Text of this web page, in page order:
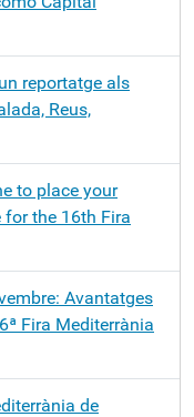
reportatge als
Reus,
to place your
the 16th Fira
Avantatges
Fira Mediterrània
de